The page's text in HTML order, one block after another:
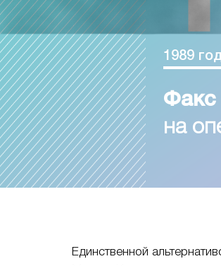
1989
Факс
на
Единственной